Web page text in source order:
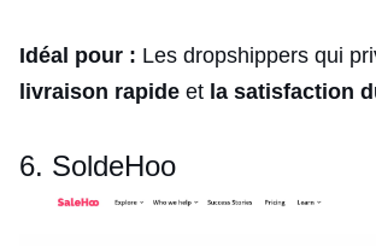
Idéal pour : Les dropshippers qui
livraison rapide et la satisfaction
6. SoldeHoo